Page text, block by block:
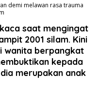
demi melawan rasa trauma
saat mengingat
2001 silam. Kini
wanita berpangkat
kepada
merupakan anak